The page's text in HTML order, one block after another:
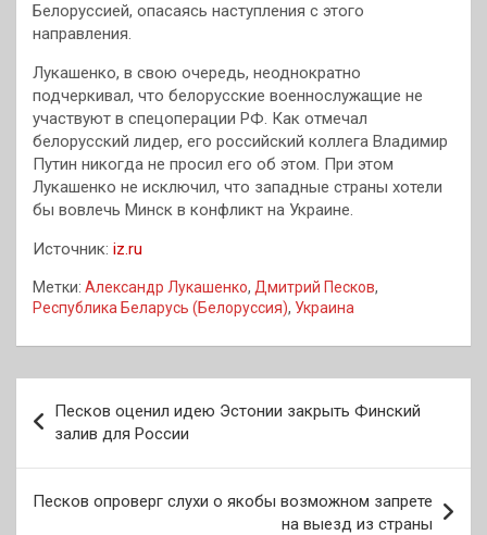
Белоруссией, опасаясь наступления с этого
направления.
Лукашенко, в свою очередь, неоднократно
подчеркивал, что белорусские военнослужащие не
участвуют в спецоперации РФ. Как отмечал
белорусский лидер, его российский коллега Владимир
Путин никогда не просил его об этом. При этом
Лукашенко не исключил, что западные страны хотели
бы вовлечь Минск в конфликт на Украине.
Источник: iz.ru
Метки: Александр Лукашенко, Дмитрий Песков,
Республика Беларусь (Белоруссия), Украина
по
записям
Песков оценил идею Эстонии закрыть Финский
залив для России
Песков опроверг слухи о якобы возможном запрете
на выезд из страны